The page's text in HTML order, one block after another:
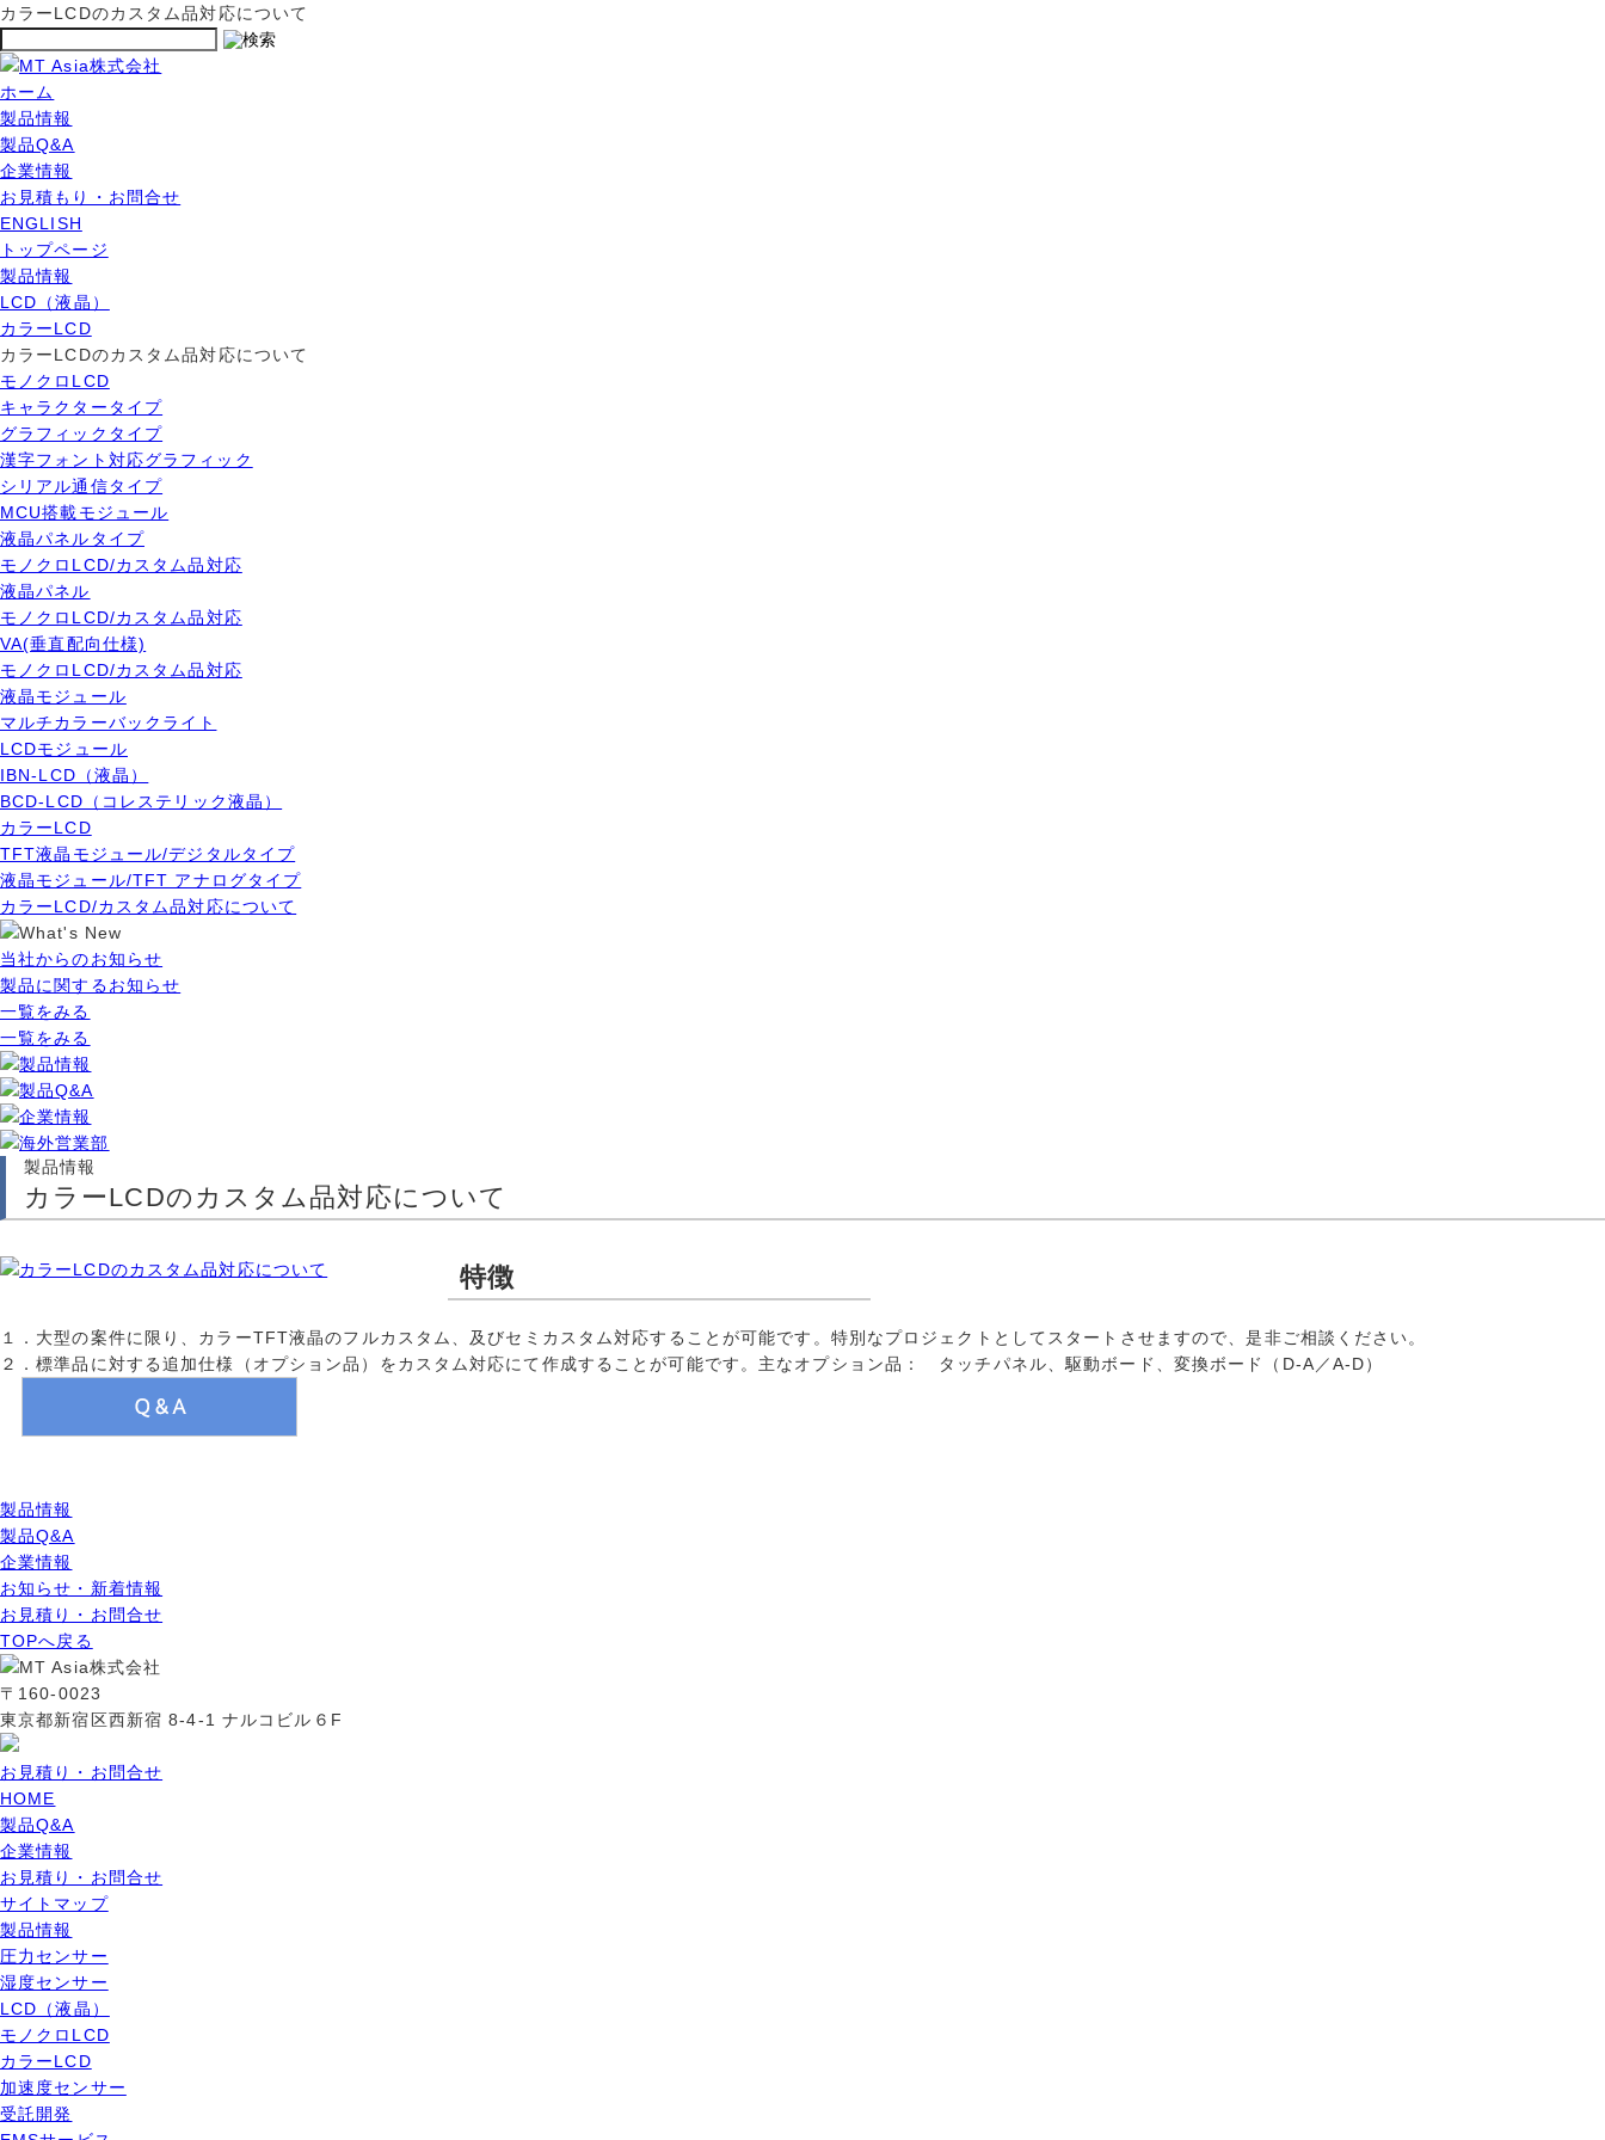
カラーLCDのカスタム品対応について
ホーム
製品情報
製品Q&A
企業情報
お見積もり・お問合せ
ENGLISH
トップページ
製品情報
LCD（液晶）
カラーLCD
カラーLCDのカスタム品対応について
モノクロLCD
キャラクタータイプ
グラフィックタイプ
漢字フォント対応グラフィック
シリアル通信タイプ
MCU搭載モジュール
液晶パネルタイプ
モノクロLCD/カスタム品対応
液晶パネル
モノクロLCD/カスタム品対応
VA(垂直配向仕様)
モノクロLCD/カスタム品対応
液晶モジュール
マルチカラーバックライト
LCDモジュール
IBN-LCD（液晶）
BCD-LCD（コレステリック液晶）
カラーLCD
TFT液晶モジュール/デジタルタイプ
液晶モジュール/TFT アナログタイプ
カラーLCD/カスタム品対応について
当社からのお知らせ
製品に関するお知らせ
一覧をみる
一覧をみる
製品情報
カラーLCDのカスタム品対応について
特徴
１．大型の案件に限り、カラーTFT液晶のフルカスタム、及びセミカスタム対応することが可能です。特別なプロジェクトとしてスタートさせますので、是非ご相談ください。
２．標準品に対する追加仕様（オプション品）をカスタム対応にて作成することが可能です。主なオプション品： タッチパネル、駆動ボード、変換ボード（D-A／A-D）
製品情報
製品Q&A
企業情報
お知らせ・新着情報
お見積り・お問合せ
TOPへ戻る
〒160-0023
東京都新宿区西新宿 8-4-1 ナルコビル６F
お見積り・お問合せ
HOME
製品Q&A
企業情報
お見積り・お問合せ
サイトマップ
製品情報
圧力センサー
湿度センサー
LCD（液晶）
モノクロLCD
カラーLCD
加速度センサー
受託開発